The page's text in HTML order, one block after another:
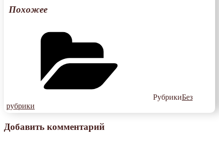
Похожее
РубрикиБез
рубрики
Добавить комментарий